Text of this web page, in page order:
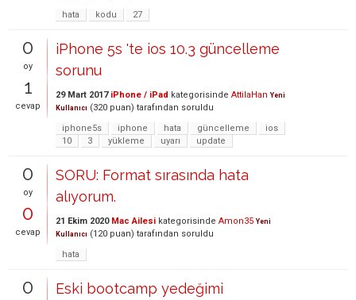
hata
kodu 27
0
oy
1
cevap
iPhone 5s 'te ios 10.3 güncelleme
sorunu
29 Mart 2017 iPhone / iPad kategorisinde AttilaHan Yeni
Kullanıcı (320 puan) tarafından soruldu
iphone5s
iphone hata güncelleme
ios
10
3 yükleme uyarı update
0
oy
0
cevap
SORU: Format sırasında hata
alıyorum.
21 Ekim 2020 Mac Ailesi kategorisinde Amon35 Yeni
Kullanıcı (120 puan) tarafından soruldu
hata
0
Eski bootcamp yedeğimi